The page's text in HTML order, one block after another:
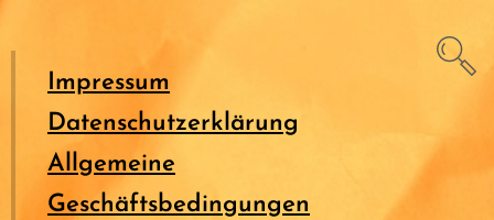
Impressum
Datenschutzerklärung
Allgemeine
Geschäftsbedingungen